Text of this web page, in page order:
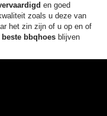
en goed
zoals u deze van
het zin zijn of u op en of
beste bbqhoes blijven